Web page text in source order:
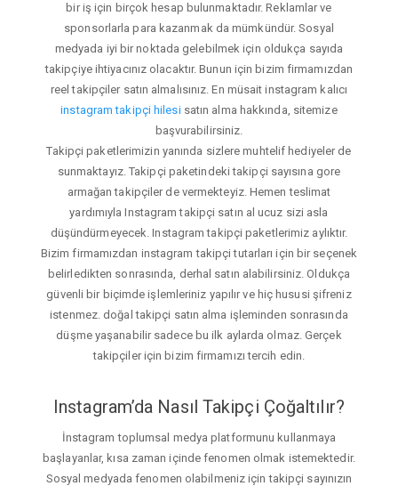
bir iş için birçok hesap bulunmaktadır. Reklamlar ve
sponsorlarla para kazanmak da mümkündür. Sosyal
medyada iyi bir noktada gelebilmek için oldukça sayıda
takipçiye ihtiyacınız olacaktır. Bunun için bizim firmamızdan
reel takipçiler satın almalısınız. En müsait instagram kalıcı
instagram takipçi hilesisatın alma hakkında, sitemize
başvurabilirsiniz.
Takipçi paketlerimizin yanında sizlere muhtelif hediyeler de
sunmaktayız. Takipçi paketindeki takipçi sayısına gore
armağan takipçiler de vermekteyiz. Hemen teslimat
yardımıyla Instagram takipçi satın al ucuz sizi asla
düşündürmeyecek. Instagram takipçi paketlerimiz aylıktır.
Bizim firmamızdan instagram takipçi tutarları için bir seçenek
belirledikten sonrasında, derhal satın alabilirsiniz. Oldukça
güvenli bir biçimde işlemleriniz yapılır ve hiç hususi şifreniz
istenmez. doğal takipçi satın alma işleminden sonrasında
düşme yaşanabilir sadece bu ilk aylarda olmaz. Gerçek
takipçiler için bizim firmamızı tercih edin.
Instagram’da Nasıl Takipçi Çoğaltılır?
İnstagram toplumsal medya platformunu kullanmaya
başlayanlar, kısa zaman içinde fenomen olmak istemektedir.
Sosyal medyada fenomen olabilmeniz için takipçi sayınızın